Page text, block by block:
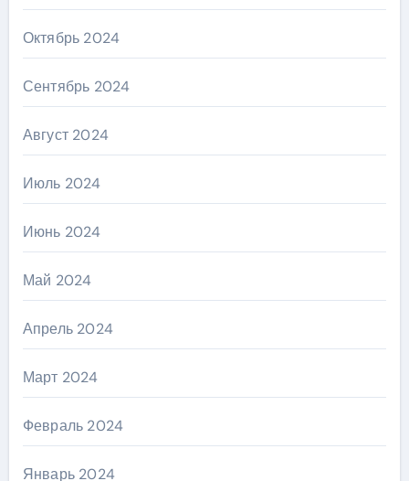
Октябрь 2024
Сентябрь 2024
Август 2024
Июль 2024
Июнь 2024
Май 2024
Апрель 2024
Март 2024
Февраль 2024
Январь 2024